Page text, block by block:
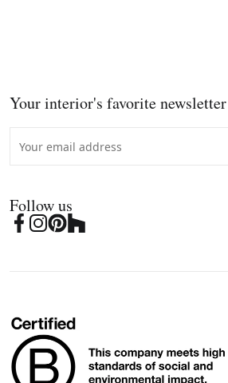
Your interior's favorite newsletter
Follow us